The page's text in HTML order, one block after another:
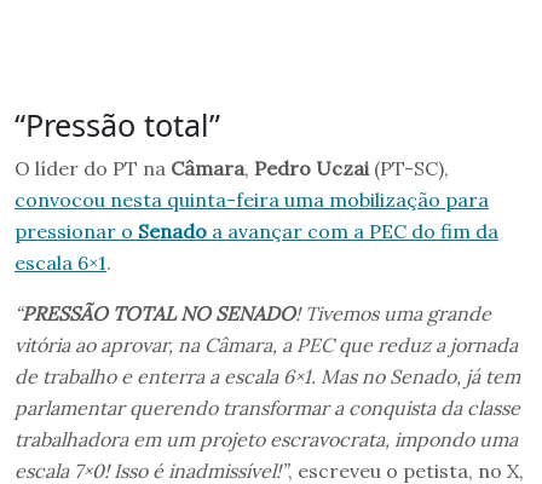
“Pressão total”
O líder do PT na Câmara, Pedro Uczai (PT-SC),
convocou nesta quinta-feira uma mobilização para
pressionar o Senado a avançar com a PEC do fim da
escala 6×1.
“PRESSÃO TOTAL NO SENADO! Tivemos uma grande
vitória ao aprovar, na Câmara, a PEC que reduz a jornada
de trabalho e enterra a escala 6×1. Mas no Senado, já tem
parlamentar querendo transformar a conquista da classe
trabalhadora em um projeto escravocrata, impondo uma
escala 7×0! Isso é inadmissível!”, escreveu o petista, no X,